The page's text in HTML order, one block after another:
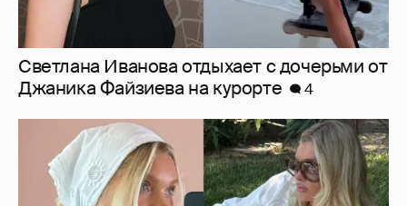
Светлана Иванова отдыхает с дочерьми от
Джаника Файзиева на курорте
4